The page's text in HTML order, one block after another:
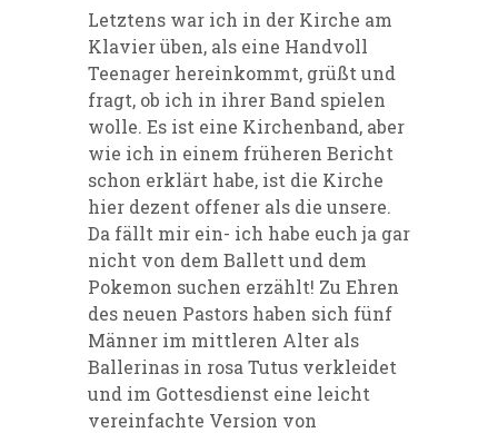
Letztens war ich in der Kirche am
Klavier üben, als eine Handvoll
Teenager hereinkommt, grüßt und
fragt, ob ich in ihrer Band spielen
wolle. Es ist eine Kirchenband, aber
wie ich in einem früheren Bericht
schon erklärt habe, ist die Kirche
hier dezent offener als die unsere.
Da fällt mir ein- ich habe euch ja gar
nicht von dem Ballett und dem
Pokemon suchen erzählt! Zu Ehren
des neuen Pastors haben sich fünf
Männer im mittleren Alter als
Ballerinas in rosa Tutus verkleidet
und im Gottesdienst eine leicht
vereinfachte Version von